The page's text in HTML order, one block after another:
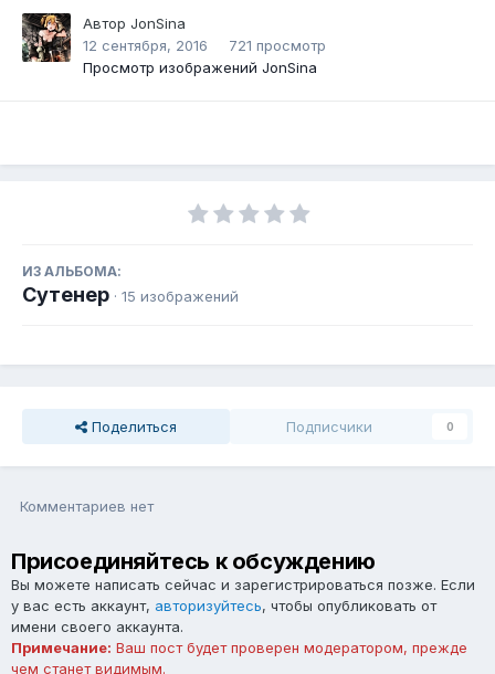
Автор JonSina
12 сентября, 2016
721 просмотр
Просмотр изображений JonSina
ИЗ АЛЬБОМА:
Сутенер · 15 изображений
Поделиться Подписчики 0
Комментариев нет
Присоединяйтесь к обсуждению
Вы можете написать сейчас и зарегистрироваться позже. Если
у вас есть аккаунт, авторизуйтесь, чтобы опубликовать от
имени своего аккаунта.
Примечание: Ваш пост будет проверен модератором, прежде
чем станет видимым.